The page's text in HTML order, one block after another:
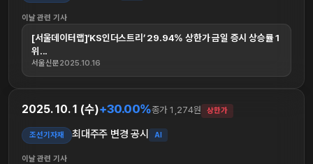
이날 관련 기사
[서울데이터랩]‘KS인더스트리’ 29.94% 상한가 금일 증시 상승률 1
위...
서울신문2025.10.16
2025. 10. 1 (수)+30.00%종가 1,274원 상한가
조선기자재 최대주주 변경 공시 AI
이날 관련 기사